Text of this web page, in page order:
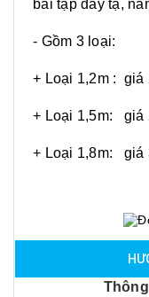
bài tập đẩy tạ,
- Gồm 3 loại:
+ Loại 1,2m : giá
+ Loại 1,5m: giá
+ Loại 1,8m: giá